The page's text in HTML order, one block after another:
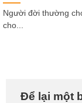
Người đời thường
cho...
Để lại một